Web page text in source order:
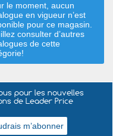
le moment, aucun
en vigueur n’est
pour ce magasin.
consulter d’autres
de cette
!
pour les nouvelles
de Leader Price